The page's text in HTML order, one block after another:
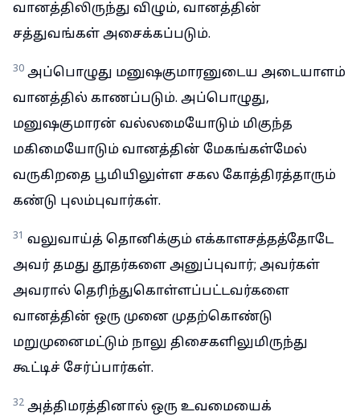
வானத்திலிருந்து விழும், வானத்தின்
சத்துவங்கள் அசைக்கப்படும்.
30 அப்பொழுது மனுஷகுமாரனுடைய அடையாளம்
வானத்தில் காணப்படும். அப்பொழுது,
மனுஷகுமாரன் வல்லமையோடும் மிகுந்த
மகிமையோடும் வானத்தின் மேகங்கள்மேல்
வருகிறதை பூமியிலுள்ள சகல கோத்திரத்தாரும்
கண்டு புலம்புவார்கள்.
31 வலுவாய்த் தொனிக்கும் எக்காளசத்தத்தோடே
அவர் தமது தூதர்களை அனுப்புவார்; அவர்கள்
அவரால் தெரிந்துகொள்ளப்பட்டவர்களை
வானத்தின் ஒரு முனை முதற்கொண்டு
மறுமுனைமட்டும் நாலு திசைகளிலுமிருந்து
கூட்டிச் சேர்ப்பார்கள்.
32 அத்திமரத்தினால் ஒரு உவமையைக்